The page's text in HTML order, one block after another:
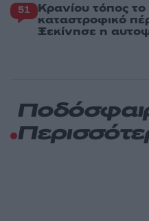
51 Κρανίου τόπος
καταστροφικό
Ξεκίνησε η